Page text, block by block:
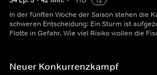
In der fünften Woche der Saison stehen die
schweren Entscheidung: Ein Sturm ist
Flotte in Gefahr. Wie viel Risiko wollen die
Neuer Konkurrenzkampf